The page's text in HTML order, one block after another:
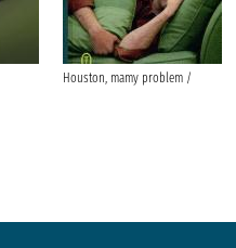
Houston, mamy problem /